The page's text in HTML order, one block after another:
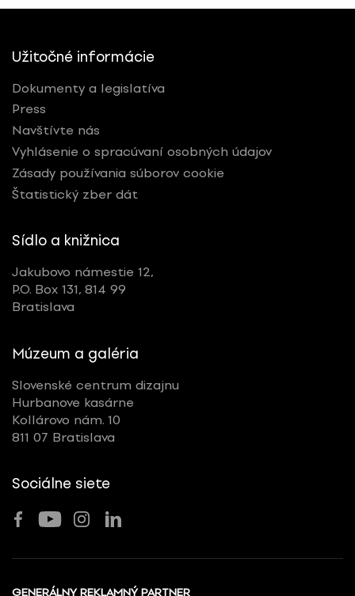
Užitočné informácie
Dokumenty a legislatíva
Press
Navštívte nás
Vyhlásenie o spracúvaní osobných údajov
Zásady používania súborov cookie
Štatistický zber dát
Sídlo a knižnica
Jakubovo námestie 12,
P.O. Box 131, 814 99
Bratislava
Múzeum a galéria
Slovenské centrum dizajnu
Hurbanove kasárne
Kollárovo nám. 10
811 07 Bratislava
Sociálne siete
GENERÁLNY REKLAMNÝ PARTNER